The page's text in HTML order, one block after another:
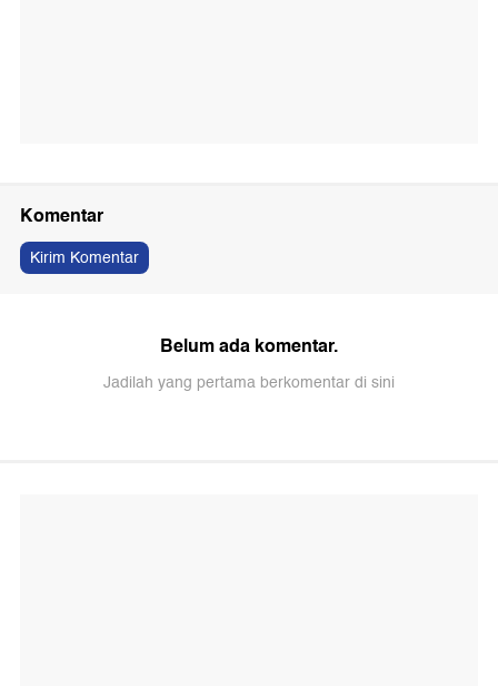
Komentar
Kirim Komentar
Belum ada komentar.
Jadilah yang pertama berkomentar di sini